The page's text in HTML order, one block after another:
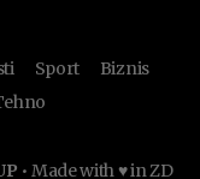
Sport
Biznis
• Made with ♥ in ZD